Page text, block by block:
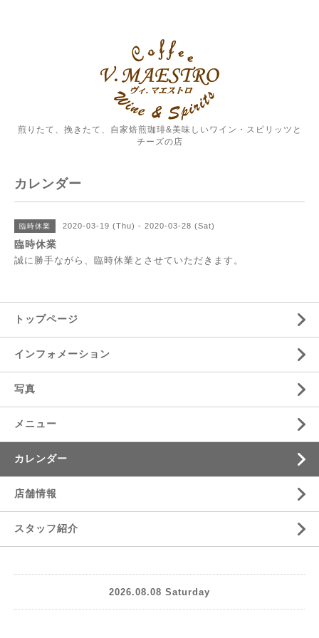
煎りたて、挽きたて、自家焙煎珈琲&美味しいワイン・スピリッツと
チーズの店
カレンダー
臨時休業 2020-03-19 (Thu) - 2020-03-28 (Sat)
臨時休業
誠に勝手ながら、臨時休業とさせていただきます。
トップページ
インフォメーション
写真
メニュー
カレンダー
店舗情報
スタッフ紹介
2026.08.08 Saturday